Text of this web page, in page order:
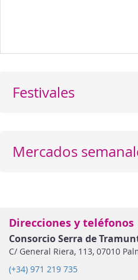
Festivales
Mercados
Direcciones y teléfonos
Consorcio Serra de
C/ General Riera, 113, 07010
(+34) 971 219 735